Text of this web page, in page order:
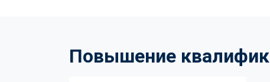
Повышение